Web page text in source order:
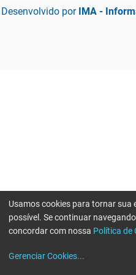
Desenvolvido por IMA -
Usamos cookies para tornar sua
possível. Se continuar
concordar com nossa Política de
Gerenciar Cookies...
Erro ao enviar informações,